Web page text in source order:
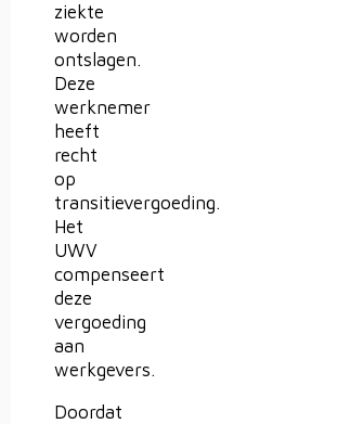
ziekte
worden
ontslagen.
Deze
werknemer
heeft
recht
op
transitievergoeding.
Het
UWV
compenseert
deze
vergoeding
aan
werkgevers.
Doordat